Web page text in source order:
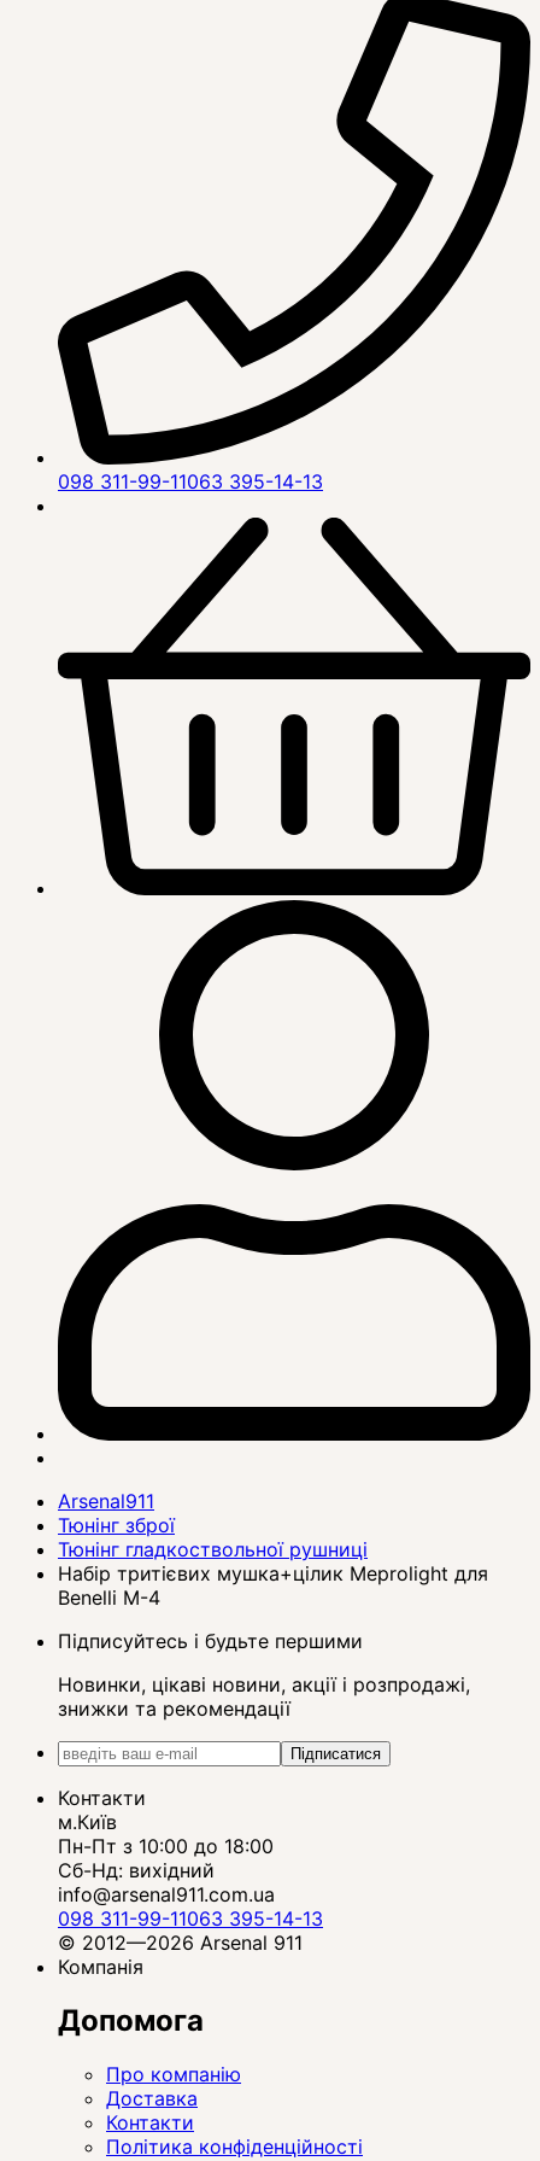
098 311-99-11063 395-14-13
Arsenal911
Тюнінг зброї
Тюнінг гладкоствольної рушниці
Набір тритієвих мушка+цілик Meprolight для
Benelli M-4
Підписуйтесь і будьте першими
Новинки, цікаві новини, акції і розпродажі,
знижки та рекомендації
Підписатися
Контакти
м.Київ
Пн-Пт з 10:00 до 18:00
Сб-Нд: вихідний
info@arsenal911.com.ua
098 311-99-11063 395-14-13
© 2012—2026 Arsenal 911
Компанія
Допомога
Про компанію
Доставка
Контакти
Політика конфіденційності